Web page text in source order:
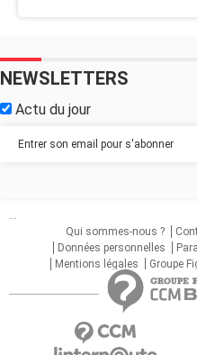
NEWSLETTERS
Actu du jour
...
Qui sommes-nous ?
Données personnelles
Mentions légales
Groupe